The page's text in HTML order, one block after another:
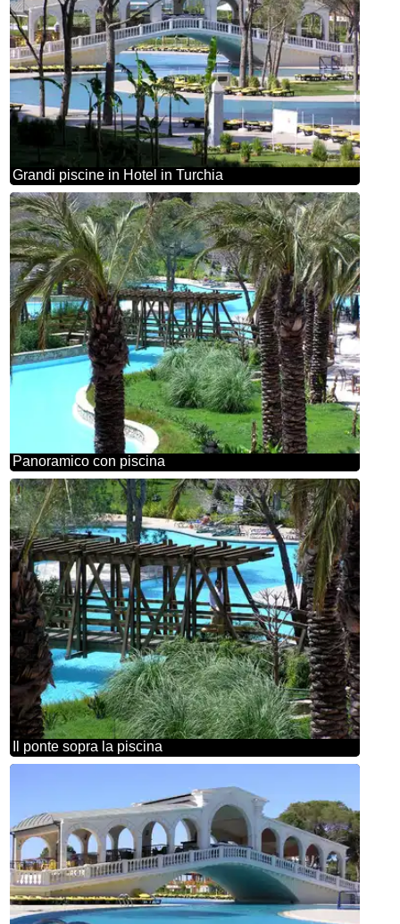
Grandi piscine in Hotel in Turchia
Panoramico con piscina
Il ponte sopra la piscina